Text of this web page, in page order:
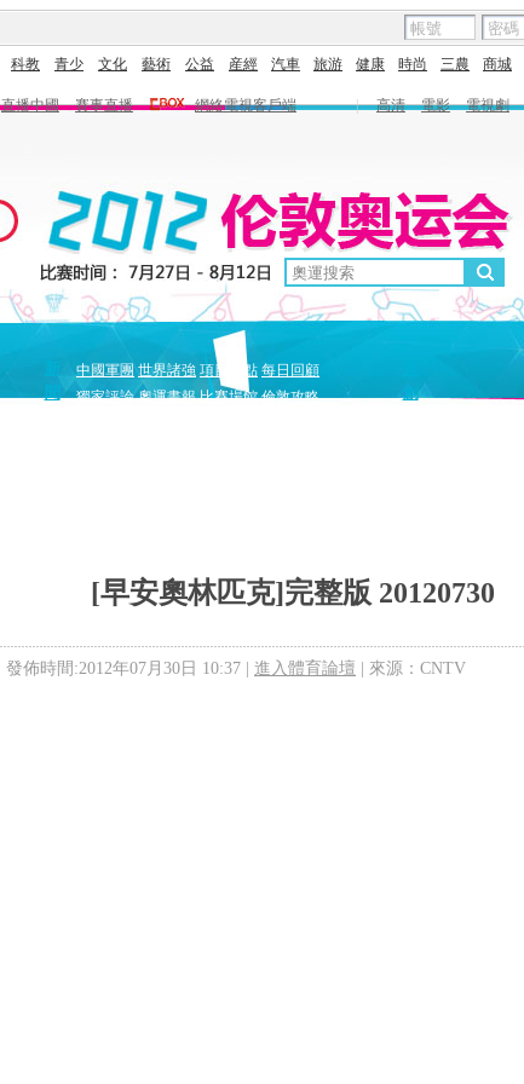
科教 青少 文化 藝術 公益 産經 汽車 旅游 健康 時尚 三農 商城
直播中國 賽事直播 網絡電視客戶端 | 高清 電影 電視劇
聞
中國軍團 世界諸強 項目盤點 每日回顧
獨家評論 奧運畫報 比賽場館 倫敦攻略
創
[早安奧林匹克]完整版 20120730
發佈時間:2012年07月30日 10:37 | 進入體育論壇 | 來源：CNTV